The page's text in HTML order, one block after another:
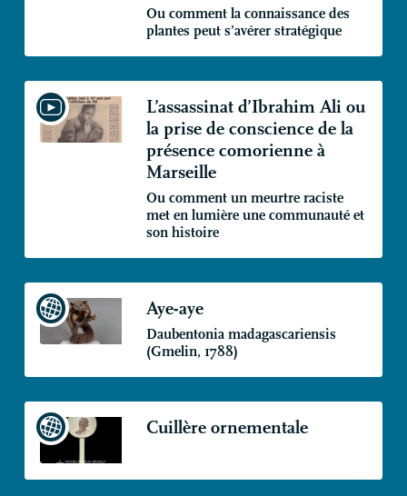
Ou comment la connaissance des
plantes peut s’avérer stratégique
L’assassinat d’Ibrahim Ali ou
la prise de conscience de la
présence comorienne à
Marseille
Ou comment un meurtre raciste
met en lumière une communauté et
son histoire
Aye-aye
Daubentonia madagascariensis
(Gmelin, 1788)
Cuillère ornementale